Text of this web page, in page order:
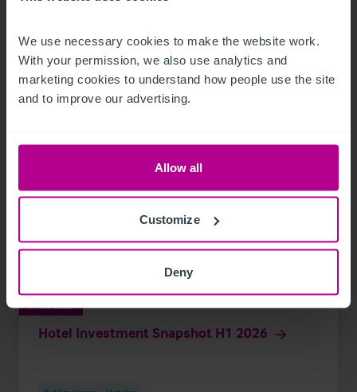
We use necessary cookies to make the website work.
With your permission, we also use analytics and
marketing cookies to understand how people use the site
and to improve our advertising.
Allow all
Customize
Deny
7/13/2026
Hotel Investment Snapshot H1 2026